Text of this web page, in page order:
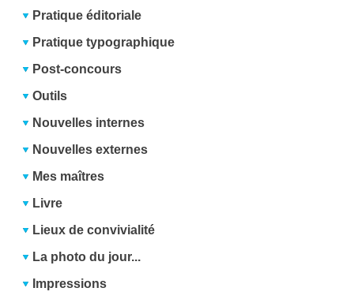
Pratique éditoriale
Pratique typographique
Post-concours
Outils
Nouvelles internes
Nouvelles externes
Mes maîtres
Livre
Lieux de convivialité
La photo du jour...
Impressions